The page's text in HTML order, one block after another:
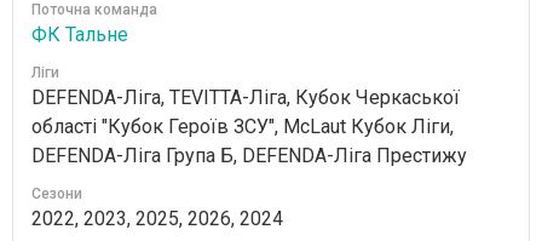
Поточна команда
ФК Тальне
Ліги
DEFENDA-Ліга, TEVITTA-Ліга, Кубок Черкаської
області "Кубок Героїв ЗСУ", McLaut Кубок Ліги,
DEFENDA-Ліга Група Б, DEFENDA-Ліга Престижу
Сезони
2022, 2023, 2025, 2026, 2024